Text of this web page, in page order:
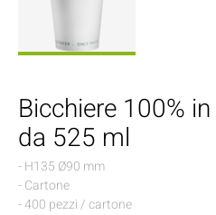
Bicchiere 100%
da 525 ml
- H135 Ø90 mm
- Cartone
- 400 pezzi / cartone